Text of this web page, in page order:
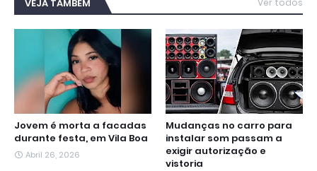
o
e
A
p
r
n
e
d
n
VEJA TAMBÉM Ver todos
Jovem é morta a facadas
durante festa, em Vila Boa
Abril 26, 2026
Mudanças no carro para
instalar som passam a
exigir autorização e
vistoria